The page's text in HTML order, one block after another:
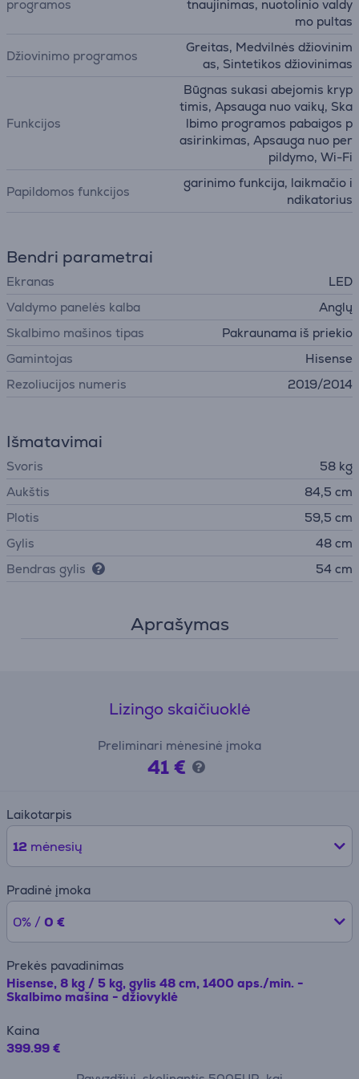
programos
tnaujinimas, nuotolinio valdy
mo pultas
Džiovinimo programos
Greitas, Medvilnės džiovinim
as, Sintetikos džiovinimas
Funkcijos
Būgnas sukasi abejomis kryp
timis, Apsauga nuo vaikų, Ska
lbimo programos pabaigos p
asirinkimas, Apsauga nuo per
pildymo, Wi-Fi
Papildomos funkcijos
garinimo funkcija, laikmačio i
ndikatorius
Bendri parametrai
Ekranas
LED
Valdymo panelės kalba
Anglų
Skalbimo mašinos tipas
Pakraunama iš priekio
Gamintojas
Hisense
Rezoliucijos numeris
2019/2014
Išmatavimai
Svoris
58 kg
Aukštis
84,5 cm
Plotis
59,5 cm
Gylis
48 cm
Bendras gylis
54 cm
Aprašymas
Lizingo skaičiuoklė
Preliminari mėnesinė įmoka
41 €
Laikotarpis
12 mėnesių
Pradinė įmoka
0% / 0 €
Prekės pavadinimas
Hisense, 8 kg / 5 kg, gylis 48 cm, 1400 aps./min. -
Skalbimo mašina - džiovyklė
Kaina
399.99 €